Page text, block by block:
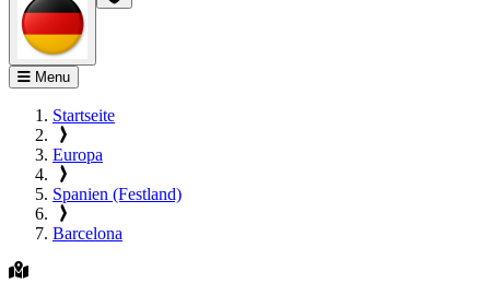
Menu
Startseite
Europa
Spanien (Festland)
Barcelona